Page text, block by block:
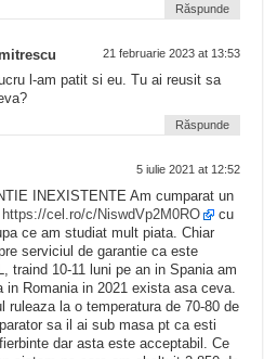
Răspunde
21 februarie 2023 at 13:53
l-am patit si eu. Tu ai reusit sa
Răspunde
5 iulie 2021 at 12:52
INEXISTENTE Am cumparat un
https://cel.ro/c/NiswdVp2M0RO
cu
ce am studiat mult piata. Chiar
serviciul de garantie ca este
traind 10-11 luni pe an in Spania am
in Romania in 2021 exista asa ceva.
ruleaza la o temperatura de 70-80 de
sa il ai sub masa pt ca esti
dar asta este acceptabil. Ce